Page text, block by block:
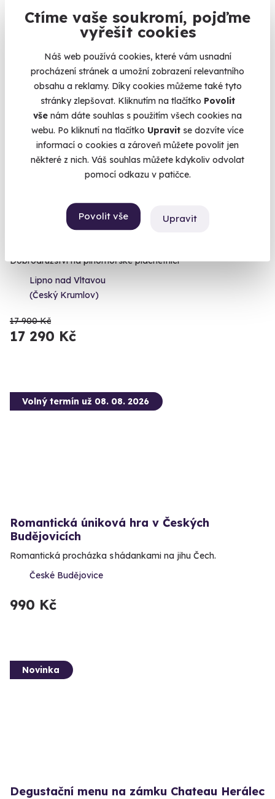
Ctíme vaše soukromí, pojďme
vyřešit cookies
Náš web používá cookies, které vám usnadní
procházení stránek a umožní zobrazení relevantního
obsahu a reklamy. Díky cookies můžeme také tyto
stránky zlepšovat. Kliknutím na tlačítko Povolit
vše nám dáte souhlas s použitím všech cookies na
webu. Po kliknutí na tlačítko Upravit se dozvíte více
informací o cookies a zároveň můžete povolit jen
některé z nich. Váš souhlas můžete kdykoliv odvolat
pomocí odkazu v patičce.
Povolit vše Upravit
Kostice (Břeclav) (Břeclav)
4 900 Kč
Dobrodružství na plnomořské plachetnici
Lipno nad Vltavou
(Český Krumlov)
17 900 Kč
17 290 Kč
Volný termín už 08. 08. 2026
Romantická úniková hra v Českých
Budějovicích
Romantická procházka s hádankami na jihu Čech.
České Budějovice
990 Kč
Novinka
Degustační menu na zámku Chateau Herálec